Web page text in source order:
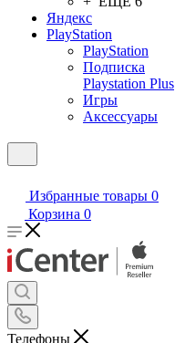
Яндекс
PlayStation
PlayStation
Подписка
Playstation Plus
Игры
Аксессуары
Избранные товары 0
Корзина 0
Телефоны